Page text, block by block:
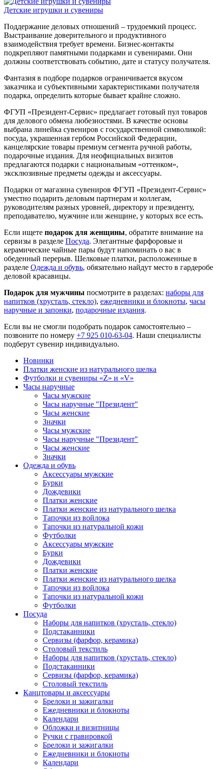
Детские игрушки и сувениры
Поддержание деловых отношений – трудоемкий процесс.
Выстраивание доверительного и продуктивного
взаимодействия требует времени. Бизнес-контакты
подкрепляют памятными подарками и сувенирами. Они
должны соответствовать событию, дате и статусу получателя.
Фантазия в подборе подарков ограничивается вкусом
заказчика и субъективными характеристиками получателя
подарка, определить которые бывает крайне сложно.
ФГУП «Президент-Сервис» предлагает готовый пул товаров
для делового обмена любезностями. В качестве основы
выбрана линейка сувениров с государственной символикой:
посуда, украшенная гербом Российской Федерации,
канцелярские товары премиум сегмента ручной работы,
подарочные издания. Для неофициальных визитов
предлагаются подарки с национальным «оттенком»,
эксклюзивные предметы одежды и аксессуары.
Подарки от магазина сувениров ФГУП «Президент-Сервис»
уместно подарить деловым партнерам и коллегам,
руководителям разных уровней, директору и президенту,
преподавателю, мужчине или женщине, у которых все есть.
Если ищете подарок для женщины, обратите внимание на
сервизы в разделе Посуда. Элегантные фарфоровые и
керамические чайные пары будут напоминать о вас в
обеденный перерыв. Шелковые платки, расположенные в
разделе Одежда и обувь, обязательно найдут место в гардеробе
деловой красавицы.
Подарок для мужчины посмотрите в разделах: наборы для
напитков (хрусталь, стекло), ежедневники и блокноты, часы
наручные и запонки, подарочные издания.
Если вы не смогли подобрать подарок самостоятельно –
позвоните по номеру +7 925 010-63-04. Наши специалисты
подберут сувенир индивидуально.
Новинки
Платки женские из натурального шелка
Футболки и сувениры «Z» и «V»
Часы наручные
Часы мужские
Часы наручные "Президент"
Часы женские
Значки
Часы мужские
Часы наручные "Президент"
Часы женские
Значки
Одежда и обувь
Аксессуары мужские
Бурки
Дождевики
Платки женские
Платки женские из натурального шелка
Тапочки из войлока
Тапочки из натуральной кожи
Футболки
Аксессуары мужские
Бурки
Дождевики
Платки женские
Платки женские из натурального шелка
Тапочки из войлока
Тапочки из натуральной кожи
Футболки
Посуда
Наборы для напитков (хрусталь, стекло)
Подстаканники
Сервизы (фарфор, керамика)
Столовый текстиль
Наборы для напитков (хрусталь, стекло)
Подстаканники
Сервизы (фарфор, керамика)
Столовый текстиль
Канцтовары и аксессуары
Брелоки и зажигалки
Ежедневники и блокноты
Календари
Обложки и визитницы
Ручки с гравировкой
Брелоки и зажигалки
Ежедневники и блокноты
Календари